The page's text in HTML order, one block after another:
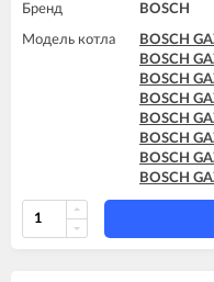
Бренд BOSCH
Модель котла
BOSCH
BOSCH
BOSCH
BOSCH
BOSCH
BOSCH
BOSCH
BOSCH